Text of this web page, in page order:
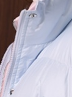
44-46
Цвет